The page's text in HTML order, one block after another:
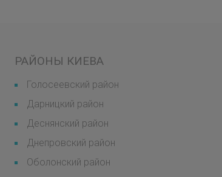
РАЙОНЫ КИЕВА
Голосеевский район
Дарницкий район
Деснянский район
Днепровский район
Оболонский район